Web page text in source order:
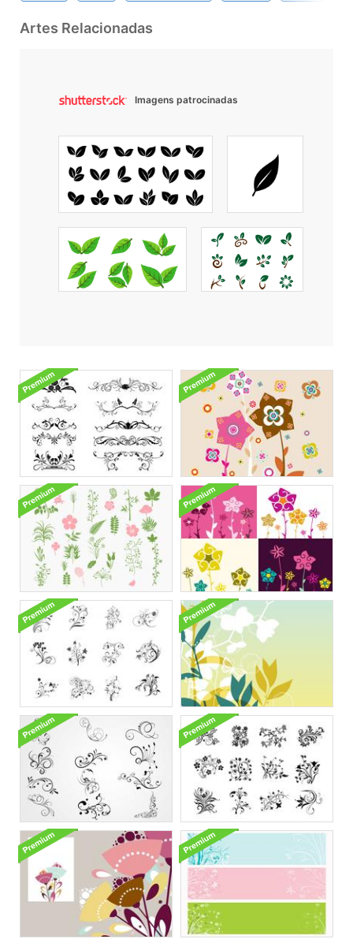
Artes Relacionadas
Imagens patrocinadas